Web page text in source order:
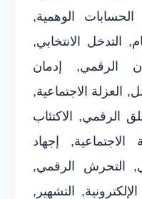
الحسابات الوهمية,
التدخل الانتخابي,
الرقمي, إدمان
العزلة الاجتماعية,
الرقمي, الاكتئاب
الاجتماعية, إجهاد
التحرش الرقمي,
التشهير,